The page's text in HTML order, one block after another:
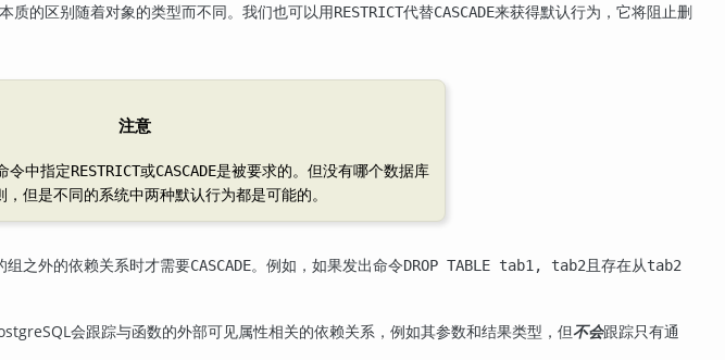
质的区别随着对象的类型而不同。我们也可以用RESTRICT代替CASCADE来获得默认行为，它将阻止删
注意
令中指定RESTRICT或CASCADE是被要求的。但没有哪个数据库
但是不同的系统中两种默认行为都是可能的。
组之外的依赖关系时才需要CASCADE。例如，如果发出命令DROP TABLE tab1, tab2且存在从tab2
会跟踪与函数的外部可见属性相关的依赖关系，例如其参数和结果类型，但不会跟踪只有通